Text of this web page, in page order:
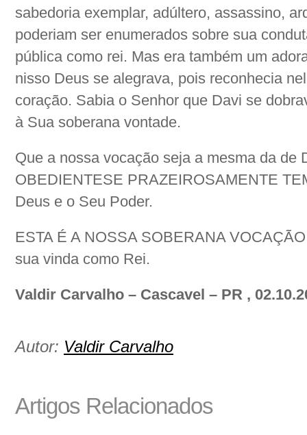
sabedoria exemplar, adúltero, assassino,
poderiam ser enumerados sobre sua
pública como rei. Mas era também um
nisso Deus se alegrava, pois reconhecia
coração. Sabia o Senhor que Davi se
à Sua soberana vontade.
Que a nossa vocação seja a mesma da de
OBEDIENTESE PRAZEIROSAMENTE
Deus e o Seu Poder.
ESTA É A NOSSA SOBERANA
sua vinda como Rei.
Valdir Carvalho – Cascavel – PR ,
Autor: Valdir Carvalho
Artigos Relacionados